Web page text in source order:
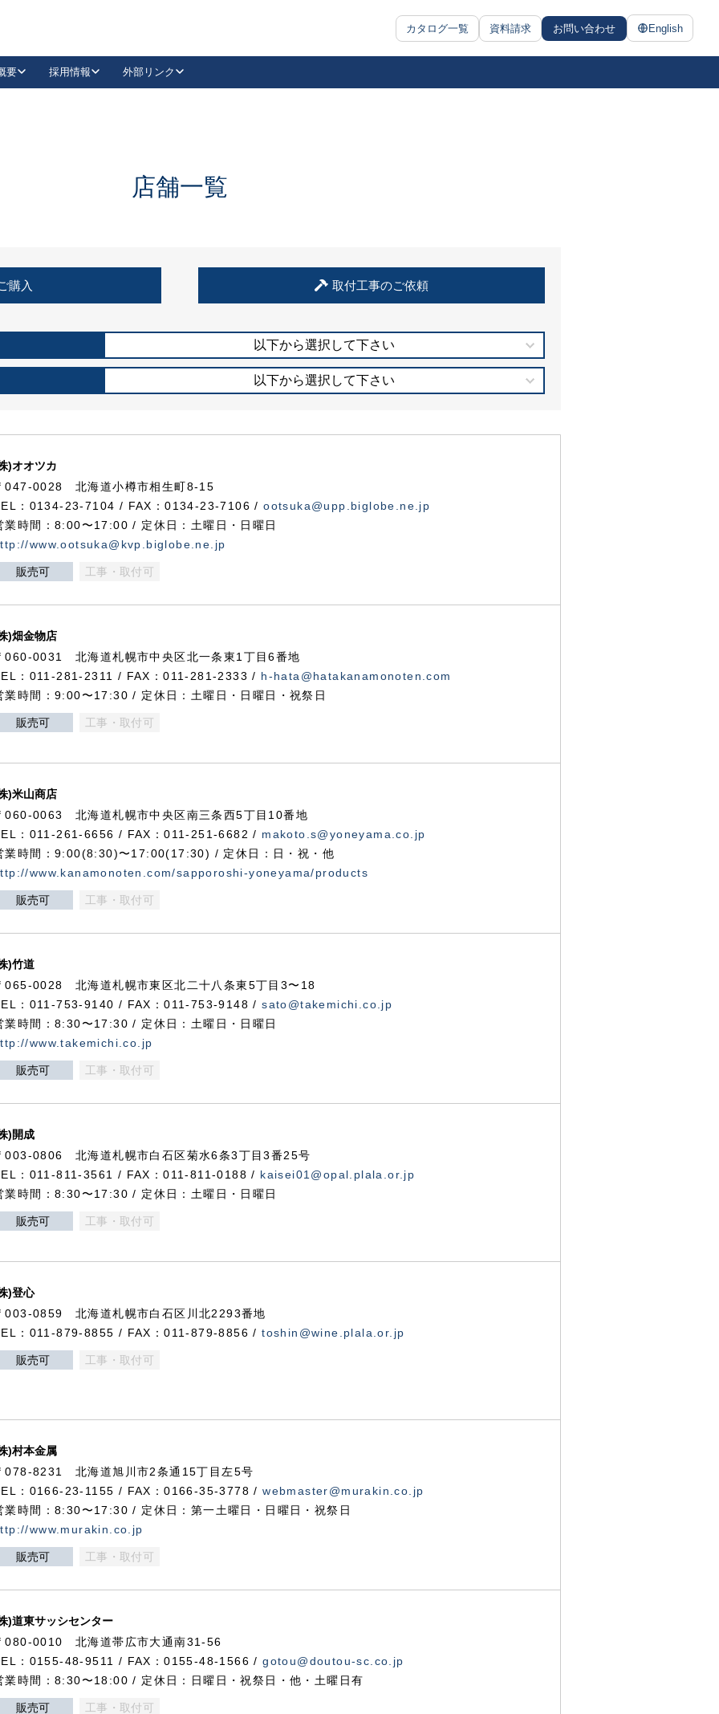
カタログ一覧 資料請求 お問い合わせ English
抗ウイルス・抗菌製品
要 採用情報 外部リンク
LinkedIn
住宅使用部材標準化推進協議会
店舗一覧
購入 取付工事のご依頼
以下から選択して下さい
以下から選択して下さい
)オオツカ
047-0028 北海道小樽市相生町8-15
：0134-23-7104 / FAX：0134-23-7106 /ootsuka@upp.biglobe.ne.jp
業時間：8:00〜17:00 / 定休日：土曜日・日曜日
www.ootsuka@kvp.biglobe.ne.jp
販売可 工事・取付可
)畑金物店
060-0031 北海道札幌市中央区北一条東1丁目6番地
：011-281-2311 / FAX：011-281-2333 / h-hata@hatakanamonoten.com
業時間：9:00〜17:30 / 定休日：土曜日・日曜日・祝祭日
販売可 工事・取付可
)米山商店
060-0063 北海道札幌市中央区南三条西5丁目10番地
：011-261-6656 / FAX：011-251-6682 / makoto.s@yoneyama.co.jp
業時間：9:00(8:30)〜17:00(17:30) / 定休日：日・祝・他
www.kanamonoten.com/sapporoshi-yoneyama/products
販売可 工事・取付可
)竹道
065-0028 北海道札幌市東区北二十八条東5丁目3〜18
：011-753-9140 / FAX：011-753-9148 /sato@takemichi.co.jp
業時間：8:30〜17:30 / 定休日：土曜日・日曜日
www.takemichi.co.jp
販売可 工事・取付可
)開成
003-0806 北海道札幌市白石区菊水6条3丁目3番25号
：011-811-3561 / FAX：011-811-0188 / kaisei01@opal.plala.or.jp
業時間：8:30〜17:30 / 定休日：土曜日・日曜日
販売可 工事・取付可
)登心
003-0859 北海道札幌市白石区川北2293番地
：011-879-8855 / FAX：011-879-8856 /toshin@wine.plala.or.jp
販売可 工事・取付可
)村本金属
078-8231 北海道旭川市2条通15丁目左5号
：0166-23-1155 / FAX：0166-35-3778 /webmaster@murakin.co.jp
業時間：8:30〜17:30 / 定休日：第一土曜日・日曜日・祝祭日
www.murakin.co.jp
販売可 工事・取付可
)道東サッシセンター
080-0010 北海道帯広市大通南31-56
：0155-48-9511 / FAX：0155-48-1566 /gotou@doutou-sc.co.jp
業時間：8:30〜18:00 / 定休日：日曜日・祝祭日・他・土曜日有
販売可 工事・取付可